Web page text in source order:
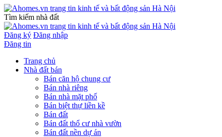
Tìm kiếm nhà đất
Đăng ký Đăng nhập
Đăng tin
Trang chủ
Nhà đất bán
Bán căn hộ chung cư
Bán nhà riêng
Bán nhà mặt phố
Bán biệt thự liền kề
Bán đất
Bán đất thổ cư nhà vườn
Bán đất nền dự án